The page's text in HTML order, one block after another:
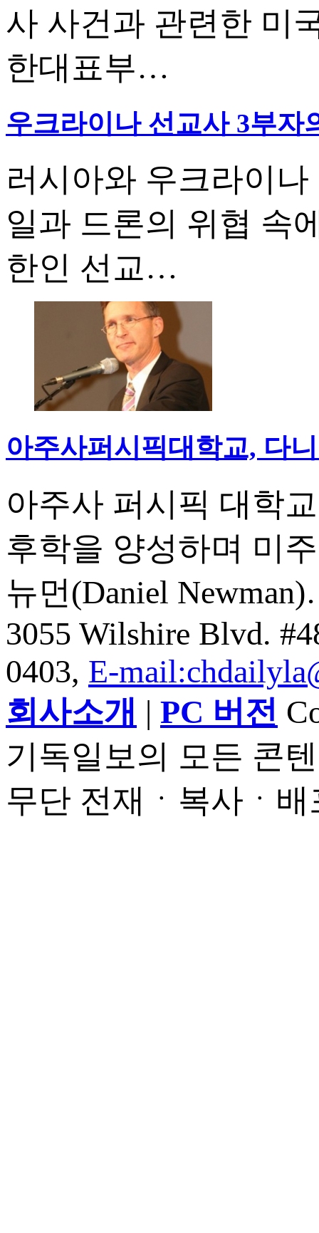
사 사건과 관련한 미
한대표부…
우크라이나 선교사 3부
러시아와 우크라이
일과 드론의 위협 속
한인 선교…
아주사퍼시픽대학교, 다
아주사 퍼시픽 대학
후학을 양성하며 미
뉴먼(Daniel
3055 Wilshire Blvd.
0403, E-
회사소개 | PC 버전
기독일보의 모든 콘
무단 전재ㆍ복사ㆍ